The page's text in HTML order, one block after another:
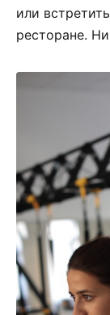
или
ресторане.